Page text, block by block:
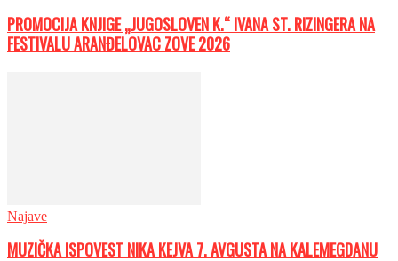
PROMOCIJA KNJIGE „JUGOSLOVEN K.“ IVANA ST. RIZINGERA NA
FESTIVALU ARANĐELOVAC ZOVE 2026
Najave
MUZIČKA ISPOVEST NIKA KEJVA 7. AVGUSTA NA KALEMEGDANU